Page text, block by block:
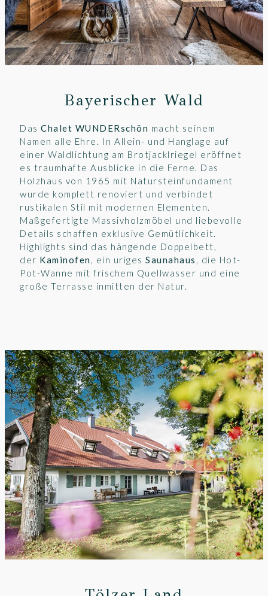
Bayerischer Wald
Das Chalet WUNDERschön macht seinem
Namen alle Ehre. In Allein- und Hanglage auf
einer Waldlichtung am Brotjacklriegel eröffnet
es traumhafte Ausblicke in die Ferne. Das
Holzhaus von 1965 mit Natursteinfundament
wurde komplett renoviert und verbindet
rustikalen Stil mit modernen Elementen.
Maßgefertigte Massivholzmöbel und liebevolle
Details schaffen exklusive Gemütlichkeit.
Highlights sind das hängende Doppelbett,
der Kaminofen, ein uriges Saunahaus , die Hot-
Pot-Wanne mit frischem Quellwasser und eine
große Terrasse inmitten der Natur.